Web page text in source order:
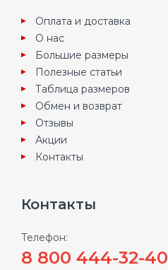
Оплата и доставка
О нас
Большие размеры
Полезные статьи
Таблица размеров
Обмен и возврат
Отзывы
Акции
Контакты
Контакты
Телефон:
8 800 444-32-40